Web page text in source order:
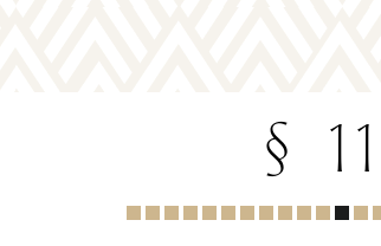
§ 11
Hoofdstuk
1 2 3 4 5 6 7 8 9 10 11